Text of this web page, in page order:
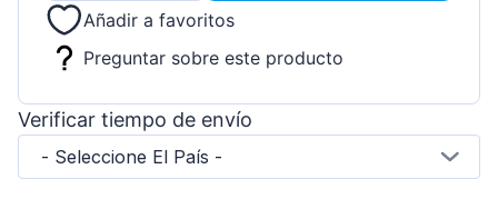
Añadir a favoritos
Preguntar sobre este producto
Verificar tiempo de envío
- Seleccione El País -